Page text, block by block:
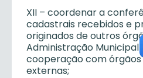
XII – coordenar a
cadastrais recebidos e
originados de outros
Administração
cooperação com
externas;